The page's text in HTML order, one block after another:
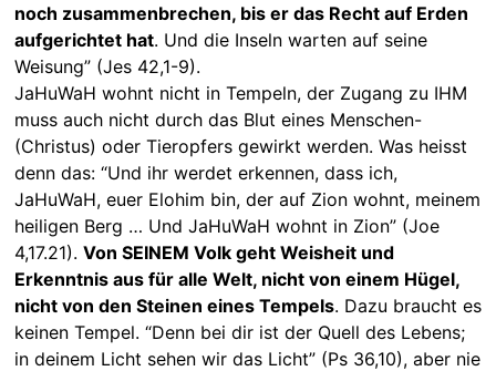
noch zusammenbrechen, bis er das Recht auf Erden
aufgerichtet hat. Und die Inseln warten auf seine
Weisung” (Jes 42,1-9).
JaHuWaH wohnt nicht in Tempeln, der Zugang zu IHM
muss auch nicht durch das Blut eines Menschen-
(Christus) oder Tieropfers gewirkt werden. Was heisst
denn das: “Und ihr werdet erkennen, dass ich,
JaHuWaH, euer Elohim bin, der auf Zion wohnt, meinem
heiligen Berg … Und JaHuWaH wohnt in Zion” (Joe
4,17.21). Von SEINEM Volk geht Weisheit und
Erkenntnis aus für alle Welt, nicht von einem Hügel,
nicht von den Steinen eines Tempels. Dazu braucht es
keinen Tempel. “Denn bei dir ist der Quell des Lebens;
in deinem Licht sehen wir das Licht” (Ps 36,10), aber nie